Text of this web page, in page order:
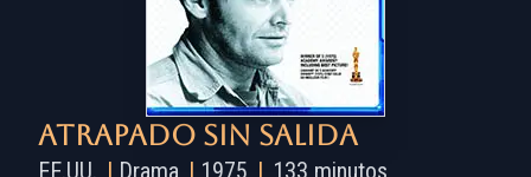
Atrapado sin salida
EE.UU. | Drama | 1975 | 133 minutos